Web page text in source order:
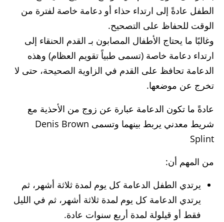
الطفل عادةً إلى ارتداء حذاء أو دعامة خاصة لفترة من
الوقت للحفاظ على التصحيح.
وغالبًا ما يحتاج الأطفال المصابون بـ القدم الحنقاء إلى
ارتداء دعامة خاصة (تسمى طبياً تقويم العظام) وهذه
الدعامة تحافظ على القدم في الزاوية الصحيحة، حتى لا
تخرج عن موضعها.
عادةً ما تكون الدعامة عبارة عن زوج من الأحذية مع
شريط معدني يربط بينهما وتسمى Denis Brown
Splint
من المهم أن:
يرتدي الطفل الدعامة كل يوم لمدة ثلاثة أشهر، ثم
يرتدي الدعامة كل يوم لمدة ثلاثة أشهر، ثم في الليل
فقط أو قيلولة لمدة أربع سنوات عادة.